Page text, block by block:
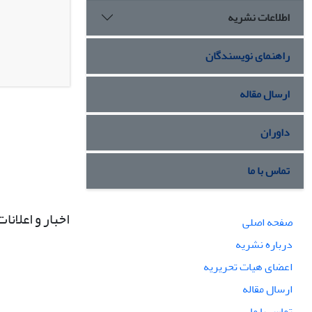
اطلاعات نشریه
راهنمای نویسندگان
ارسال مقاله
داوران
تماس با ما
صفحه اصلی
درباره نشریه
اعضای هیات تحریریه
ارسال مقاله
اخبار و